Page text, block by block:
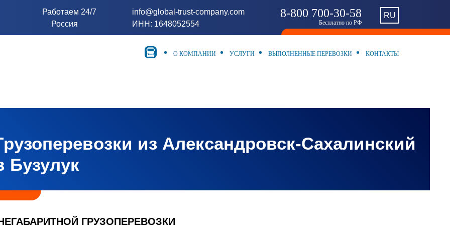
RU
8-800 700-30-58
Бесплатно по РФ
info@global-trust-company.com
ИНН: 1648052554
Работаем 24/7
Россия
О КОМПАНИИ УСЛУГИ ВЫПОЛНЕННЫЕ ПЕРЕВОЗКИ КОНТАКТЫ
из Александровск-Сахалинский
Бузулук
ГРУЗОПЕРЕВОЗКИ